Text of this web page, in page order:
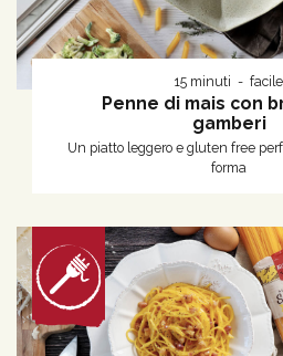
15 minuti facile
Penne di mais con
gamberi
Un piatto leggero e gluten free
forma